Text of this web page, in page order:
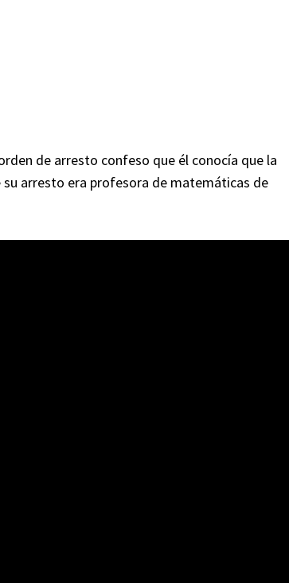
de arresto confeso que él conocía que la
arresto era profesora de matemáticas de